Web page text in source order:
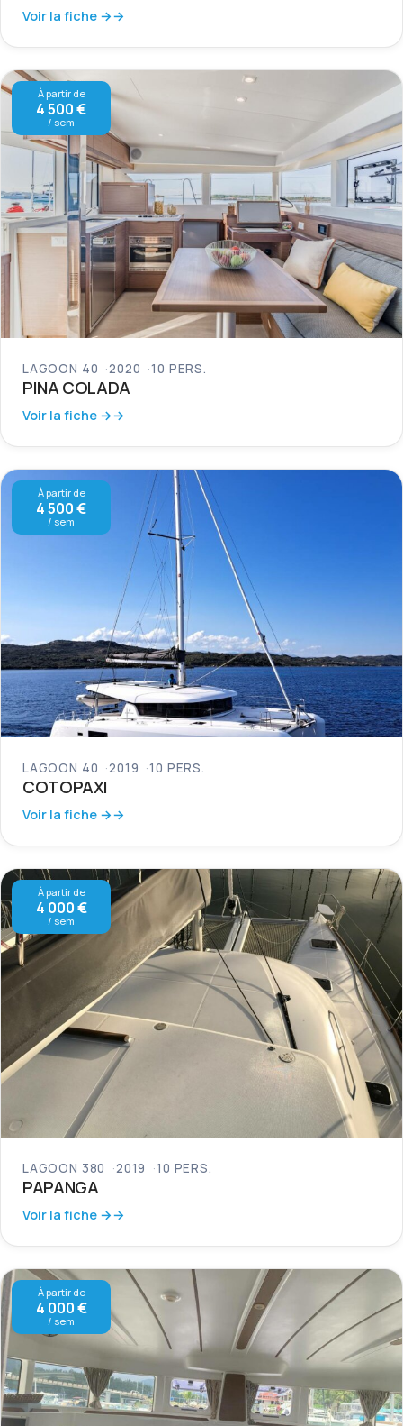
Voir la fiche →
À partir de
4 500 €
/ sem
LAGOON 40 2020 10 PERS.
PINA COLADA
Voir la fiche →
À partir de
4 500 €
/ sem
LAGOON 40 2019 10 PERS.
COTOPAXI
Voir la fiche →
À partir de
4 000 €
/ sem
LAGOON 380 2019 10 PERS.
PAPANGA
Voir la fiche →
À partir de
4 000 €
/ sem